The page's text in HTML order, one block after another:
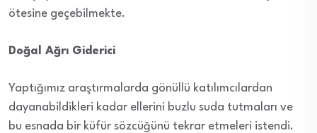
ötesine geçebilmekte.
Doğal Ağrı Giderici
Yaptığımız araştırmalarda gönüllü katılımcılardan
dayanabildikleri kadar ellerini buzlu suda tutmaları ve
bu esnada bir küfür sözcüğünü tekrar etmeleri istendi.